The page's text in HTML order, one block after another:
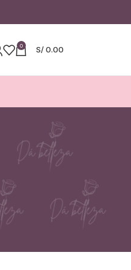
0 S/0.00